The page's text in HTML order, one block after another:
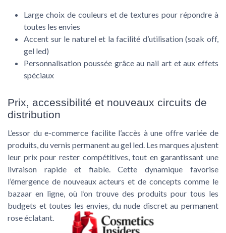
Large choix de couleurs et de textures pour répondre à
toutes les envies
Accent sur le naturel et la facilité d’utilisation (soak off,
gel led)
Personnalisation poussée grâce au nail art et aux effets
spéciaux
Prix, accessibilité et nouveaux circuits de
distribution
L’essor du e-commerce facilite l’accès à une offre variée de
produits, du vernis permanent au gel led. Les marques ajustent
leur prix pour rester compétitives, tout en garantissant une
livraison rapide et fiable. Cette dynamique favorise
l’émergence de nouveaux acteurs et de concepts comme le
bazaar en ligne, où l’on trouve des produits pour tous les
budgets et toutes les envies, du nude discret au permanent
rose éclatant.